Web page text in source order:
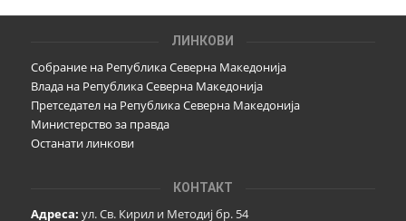
ЛИНКОВИ
Собрание на Република Северна Македонија
Влада на Република Северна Македонија
Претседател на Република Северна Македонија
Министерство за правда
Останати линкови
КОНТАКТ
Адреса: ул. Св. Кирил и Методиј бр. 54